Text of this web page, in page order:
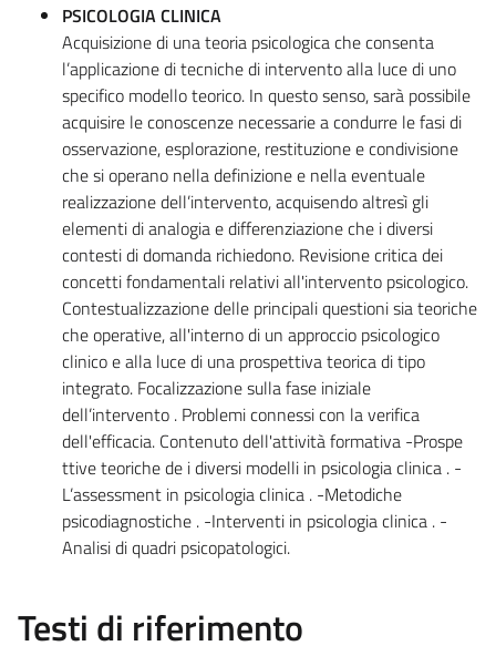
PSICOLOGIA CLINICA
Acquisizione di una teoria psicologica che consenta
l’applicazione di tecniche di intervento alla luce di uno
specifico modello teorico. In questo senso, sarà possibile
acquisire le conoscenze necessarie a condurre le fasi di
osservazione, esplorazione, restituzione e condivisione
che si operano nella definizione e nella eventuale
realizzazione dell’intervento, acquisendo altresì gli
elementi di analogia e differenziazione che i diversi
contesti di domanda richiedono. Revisione critica dei
concetti fondamentali relativi all'intervento psicologico.
Contestualizzazione delle principali questioni sia teoriche
che operative, all'interno di un approccio psicologico
clinico e alla luce di una prospettiva teorica di tipo
integrato. Focalizzazione sulla fase iniziale
dell’intervento . Problemi connessi con la verifica
dell'efficacia. Contenuto dell'attività formativa -Prospe
ttive teoriche de i diversi modelli in psicologia clinica . -
L’assessment in psicologia clinica . -Metodiche
psicodiagnostiche . -Interventi in psicologia clinica . -
Analisi di quadri psicopatologici.
Testi di riferimento